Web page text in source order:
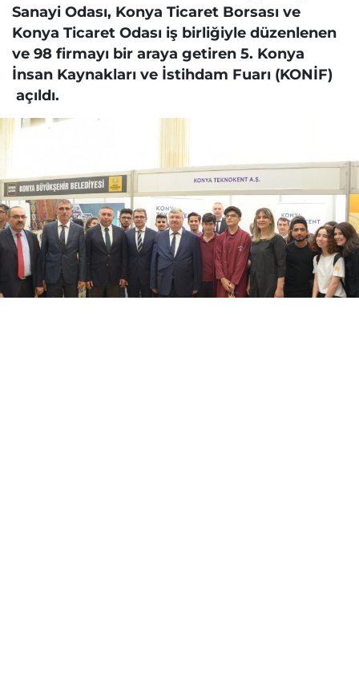
Sanayi Odası, Konya Ticaret Borsası ve
Konya Ticaret Odası iş birliğiyle düzenlenen
ve 98 firmayı bir araya getiren 5. Konya
İnsan Kaynakları ve İstihdam Fuarı (KONİF)
açıldı.